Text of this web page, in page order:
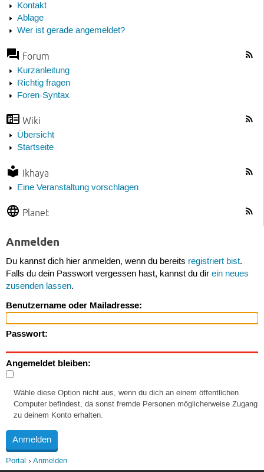
Kontakt
Ablage
Wer ist gerade angemeldet?
Forum
Kurzanleitung
Richtig fragen
Foren-Syntax
Wiki
Übersicht
Startseite
Ikhaya
Eine Veranstaltung vorschlagen
Planet
Anmelden
Du kannst dich hier anmelden, wenn du bereits registriert bist.
Falls du dein Passwort vergessen hast, kannst du dir ein neues
zusenden lassen.
Benutzername oder Mailadresse:
Passwort:
Angemeldet bleiben:
Wähle diese Option nicht aus, wenn du dich an einem öffentlichen
Computer befindest, da sonst fremde Personen möglicherweise Zugang
zu deinem Konto erhalten.
Portal Anmelden